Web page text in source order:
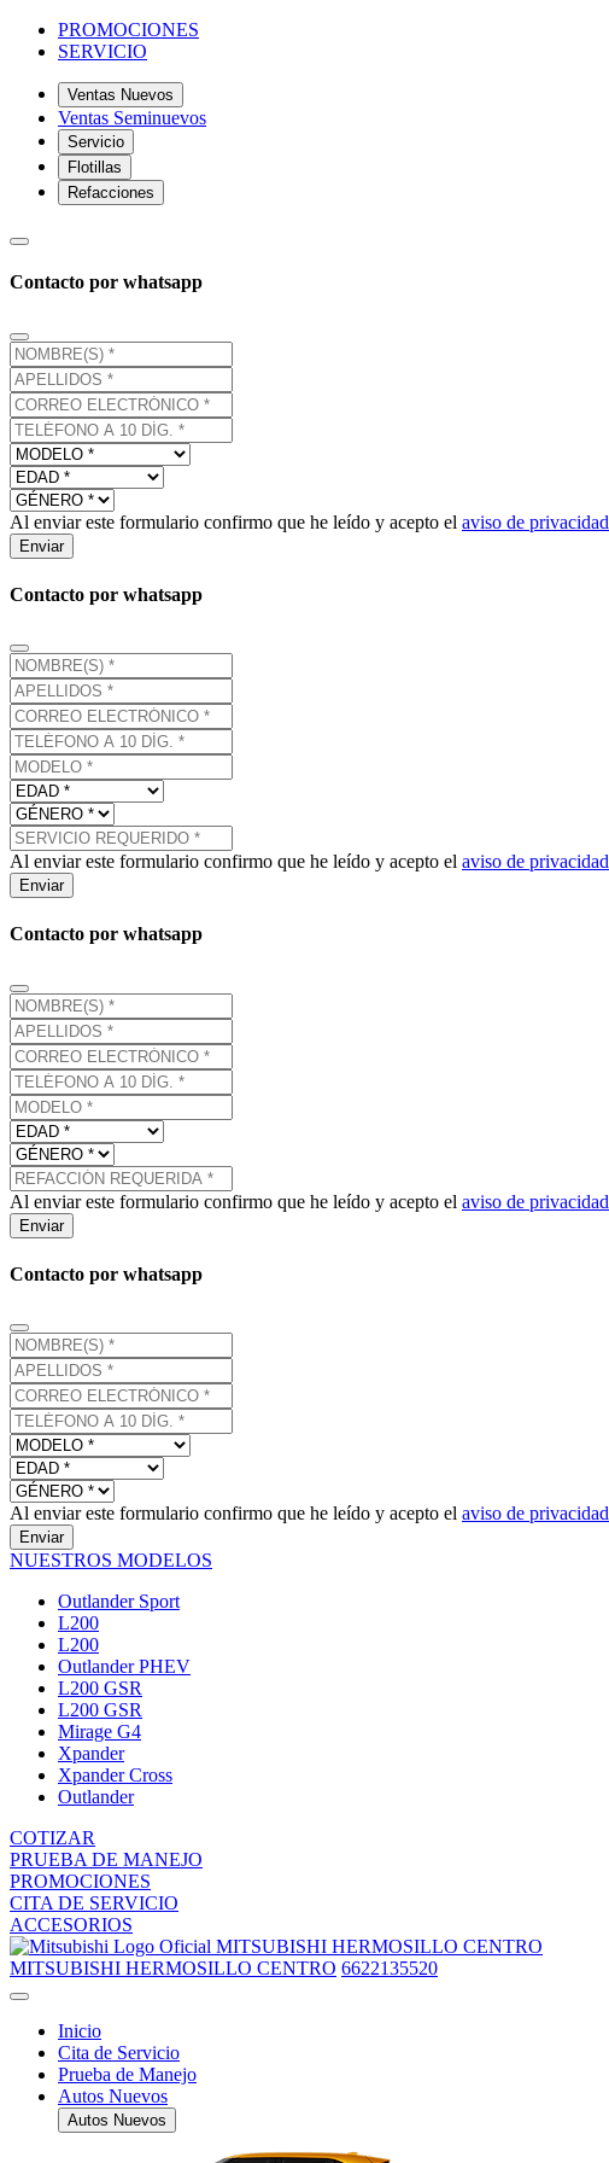
PROMOCIONES
SERVICIO
Ventas Nuevos
Ventas Seminuevos
Servicio
Flotillas
Refacciones
Contacto por whatsapp
Al enviar este formulario confirmo que he leído y acepto el aviso de privacidad
Enviar
Contacto por whatsapp
Al enviar este formulario confirmo que he leído y acepto el aviso de privacidad
Enviar
Contacto por whatsapp
Al enviar este formulario confirmo que he leído y acepto el aviso de privacidad
Enviar
Contacto por whatsapp
Al enviar este formulario confirmo que he leído y acepto el aviso de privacidad
Enviar
NUESTROS MODELOS
Outlander Sport
L200
L200
Outlander PHEV
L200 GSR
L200 GSR
Mirage G4
Xpander
Xpander Cross
Outlander
COTIZAR
PRUEBA DE MANEJO
PROMOCIONES
CITA DE SERVICIO
ACCESORIOS
MITSUBISHI HERMOSILLO CENTRO
MITSUBISHI HERMOSILLO CENTRO 6622135520
Inicio
Cita de Servicio
Prueba de Manejo
Autos Nuevos
Autos Nuevos